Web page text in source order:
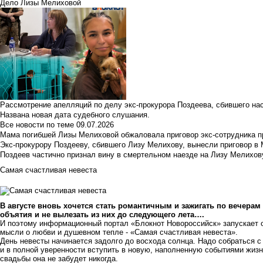
Дело Лизы Мелиховой
Рассмотрение апелляций по делу экс-прокурора Поздеева, сбившего
Названа новая дата судебного слушания.
Все новости по теме 09.07.2026
Мама погибшей Лизы Мелиховой обжаловала приговор экс-сотрудника
Экс-прокурору Поздееву, сбившего Лизу Мелихову, вынесли приговор в
Поздеев частично признал вину в смертельном наезде на Лизу
Самая счастливая невеста
В августе вновь хочется стать романтичным и зажигать по
объятия и не вылезать из них до следующего лета….
И поэтому информационный портал «Блокнот Новороссийск»
мысли о любви и душевном тепле - «Самая счастливая невеста».
День невесты начинается задолго до восхода солнца. Надо
и в полной уверенности вступить в новую, наполненную событиями
свадьбы она не забудет никогда.